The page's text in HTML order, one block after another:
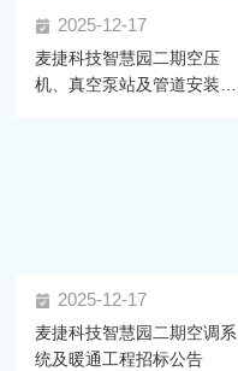
2025-12-17
麦捷科技智慧园二期空压
机、真空泵站及管道安装工
2025-12-17
麦捷科技智慧园二期空调系
统及暖通工程招标公告